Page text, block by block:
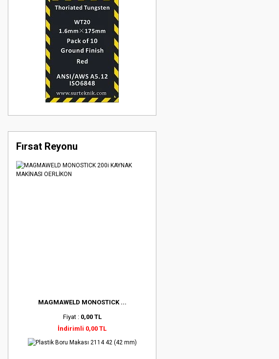
Fırsat Reyonu
MAGMAWELD MONOSTICK ...
Fiyat : 0,00 TL
İndirimli 0,00 TL